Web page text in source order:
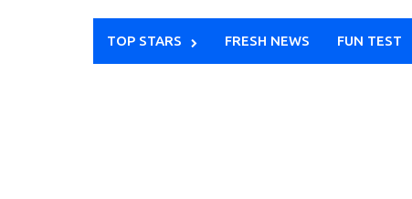
TOP STARS FRESH NEWS FUN TEST